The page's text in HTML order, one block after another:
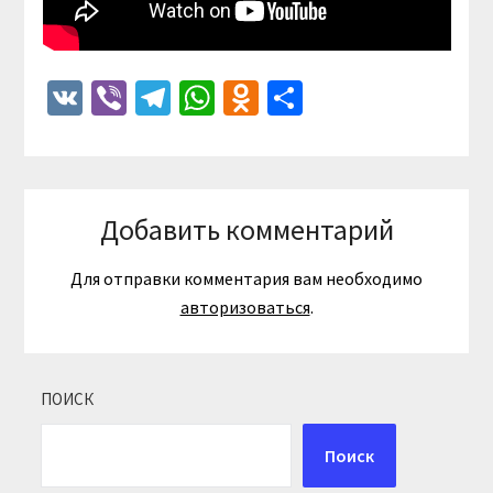
VKViberTelegram
WhatsApp
Odnoklassniki
Отправить
Добавить комментарий
Для отправки комментария вам необходимо
авторизоваться.
ПОИСК
Поиск